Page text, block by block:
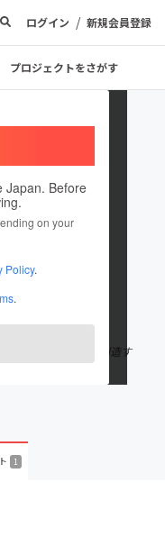
ログイン / 新規会員登録
プロジェクトをさがす
Japan. Before
on your
Policy.
.
を投稿しています
選択できる社会を創造す
1